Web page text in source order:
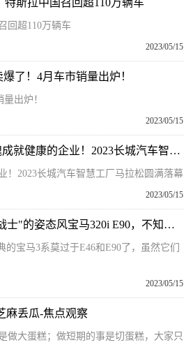
特斯拉中国召回超110万辆车
回超110万辆车
2023/05/15
了！4月车市销量出炉！
出炉！
2023/05/15
当前消息！健康的体魄成就健康的企业！2023长城汽车智慧工厂马拉松圆满落幕
！2023长城汽车智慧工厂马拉松圆满落幕
2023/05/15
【天天快播报】"绞牙战士"的姿态风宝马320i E90，不知车主一个月要换几条前铲
宝马3系莫过于E46和E90了，虽然它们
2023/05/15
麻丢瓜-焦点观察
做大蛋糕；做短期的事是切蛋糕，大家只